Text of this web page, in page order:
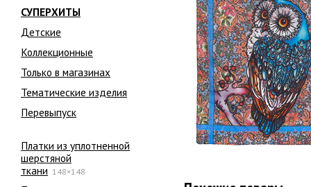
СУПЕРХИТЫ
Детские
Коллекционные
Только в магазинах
Тематические изделия
Перевыпуск
Платки из уплотненной
шерстяной
ткани 148×148